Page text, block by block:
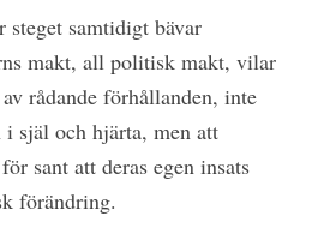
steget samtidigt bävar
makt, all politisk makt, vilar
rådande förhållanden, inte
själ och hjärta, men att
sant att deras egen insats
förändring.